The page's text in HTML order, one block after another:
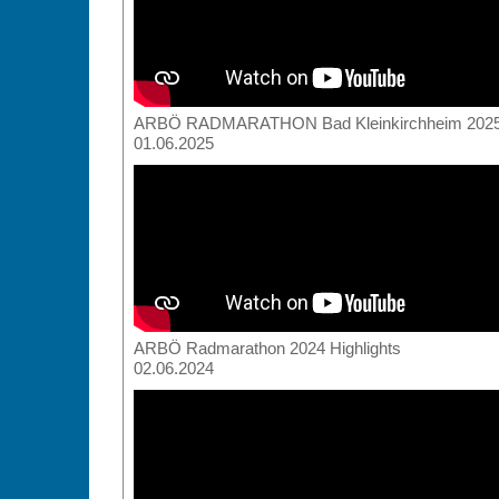
ARBÖ RADMARATHON Bad Kleinkirchheim
01.06.2025
ARBÖ Radmarathon 2024 Highlights
02.06.2024